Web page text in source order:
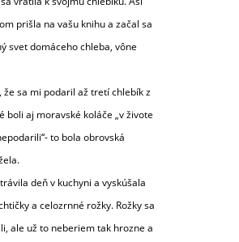
prišla na vašu knihu a začal sa
svet domáceho chleba, vône
že sa mi podaril až tretí chlebík z
boli aj moravské koláče „v živote
to bola obrovská
deň v kuchyni a vyskúšala
a celozrnné rožky. Rožky sa
ale už to neberiem tak hrozne a